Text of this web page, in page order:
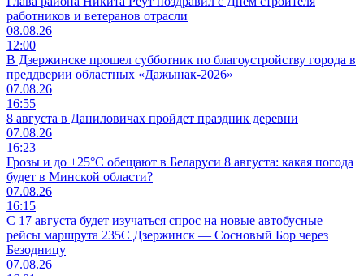
работников и ветеранов отрасли
08.08.26
12:00
В Дзержинске прошел субботник по благоустройству города в
преддверии областных «Дажынак-2026»
07.08.26
16:55
8 августа в Даниловичах пройдет праздник деревни
07.08.26
16:23
Грозы и до +25°С обещают в Беларуси 8 августа: какая погода
будет в Минской области?
07.08.26
16:15
С 17 августа будет изучаться спрос на новые автобусные
рейсы маршрута 235С Дзержинск — Сосновый Бор через
Безодницу
07.08.26